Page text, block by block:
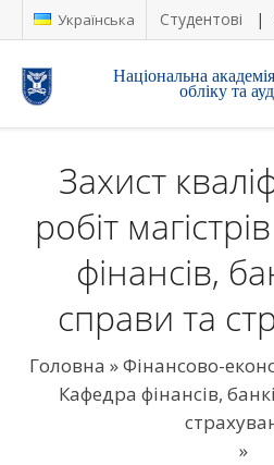
Українська Студентові
Національна
обліку та
Захист
робіт
фінансів,
справи та
Головна »Фінансово-
Кафедра фінансів,
»